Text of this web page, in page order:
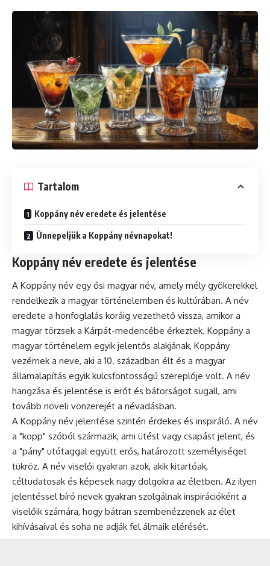
Tartalom
Koppány név eredete és jelentése
Ünnepeljük a Koppány névnapokat!
Koppány név eredete és jelentése
A Koppány név egy ősi magyar név, amely mély gyökerekkel
rendelkezik a magyar történelemben és kultúrában. A név
eredete a honfoglalás koráig vezethető vissza, amikor a
magyar törzsek a Kárpát-medencébe érkeztek. Koppány a
magyar történelem egyik jelentős alakjának, Koppány
vezérnek a neve, aki a 10. században élt és a magyar
államalapítás egyik kulcsfontosságú szereplője volt. A név
hangzása és jelentése is erőt és bátorságot sugall, ami
tovább növeli vonzerejét a névadásban.
A Koppány név jelentése szintén érdekes és inspiráló. A név
a "kopp" szóból származik, ami ütést vagy csapást jelent, és
a "pány" utótaggal együtt erős, határozott személyiséget
tükröz. A név viselői gyakran azok, akik kitartóak,
céltudatosak és képesek nagy dolgokra az életben. Az ilyen
jelentéssel bíró nevek gyakran szolgálnak inspirációként a
viselőik számára, hogy bátran szembenézzenek az élet
kihívásaival és soha ne adják fel álmaik elérését.